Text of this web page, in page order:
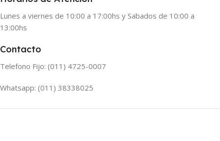
Lunes a viernes de 10:00 a 17:00hs y Sabados de 10:00 a
13:00hs
Contacto
Telefono Fijo: (011) 4725-0007
Whatsapp: (011) 38338025